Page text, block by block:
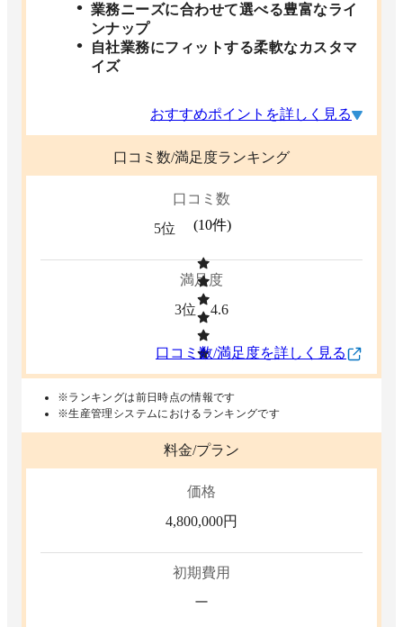
業務ニーズに合わせて選べる豊富なライ
ンナップ
自社業務にフィットする柔軟なカスタマ
イズ
おすすめポイントを詳しく見る
口コミ数/満足度ランキング
口コミ数
5位
(10件)
満足度
3位
4.6
口コミ数/満足度を詳しく見る
※ランキングは前日時点の情報です
※生産管理システムにおけるランキングです
料金/プラン
価格
4,800,000円
初期費用
ー